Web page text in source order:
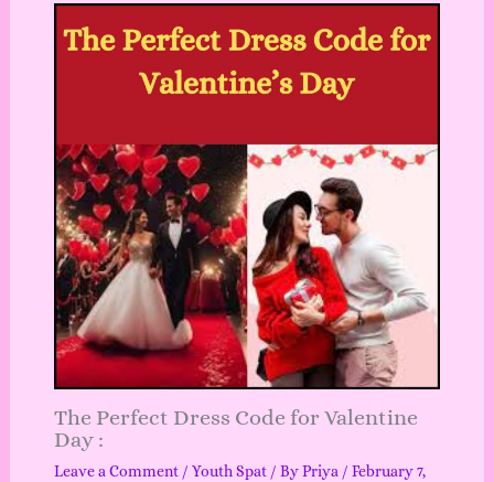
The Perfect Dress Code for Valentine
Day :
Leave a Comment / Youth Spat/ ByPriya / February 7,